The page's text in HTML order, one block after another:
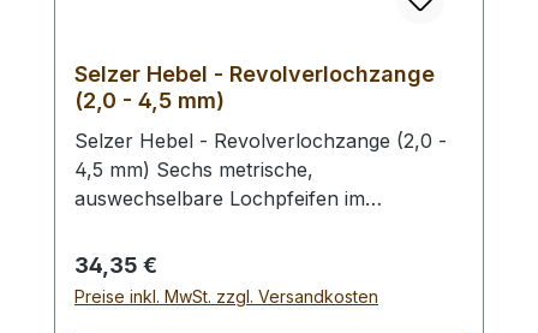
Selzer Hebel - Revolverlochzange
(2,0 - 4,5 mm)
Selzer Hebel - Revolverlochzange (2,0 -
4,5 mm) Sechs metrische,
auswechselbare Lochpfeifen im
4,0 und 4,5 mm. Mit Sichtfenster für
gewählten Lochdurchmesser.
Automatischer Feststeller, Oberfläche
Regulärer Preis:
34,35 €
Preise inkl. MwSt. zzgl. Versandkosten